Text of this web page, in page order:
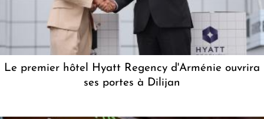
Le premier hôtel Hyatt Regency d'Arménie ouvrira
ses portes à Dilijan